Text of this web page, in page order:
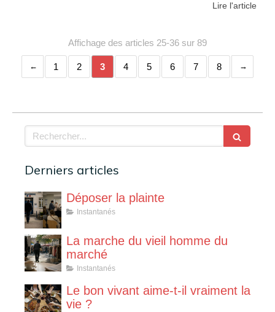
Lire l'article
Affichage des articles 25-36 sur 89
1 2 3 4 5 6 7 8
Rechercher
Derniers articles
Déposer la plainte
Instantanés
La marche du vieil homme du
marché
Instantanés
Le bon vivant aime-t-il vraiment la
vie ?